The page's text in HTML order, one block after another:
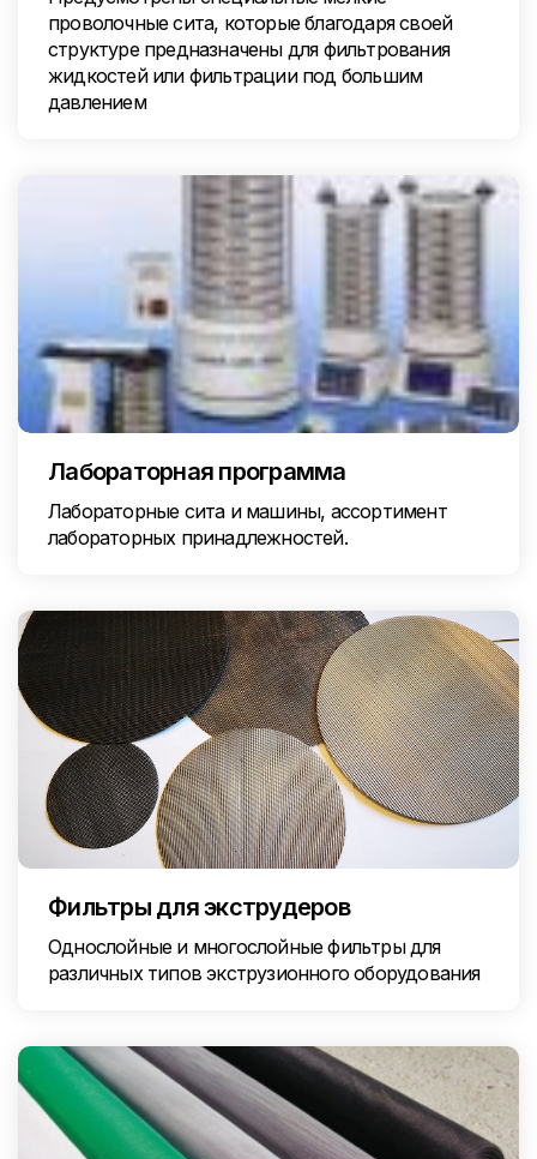
проволочные сита, которые благодаря своей
структуре предназначены для фильтрования
жидкостей или фильтрации под большим
давлением
Лабораторная программа
Лабораторные сита и машины, ассортимент
лабораторных принадлежностей.
Фильтры для экструдеров
Однослойные и многослойные фильтры для
различных типов экструзионного оборудования